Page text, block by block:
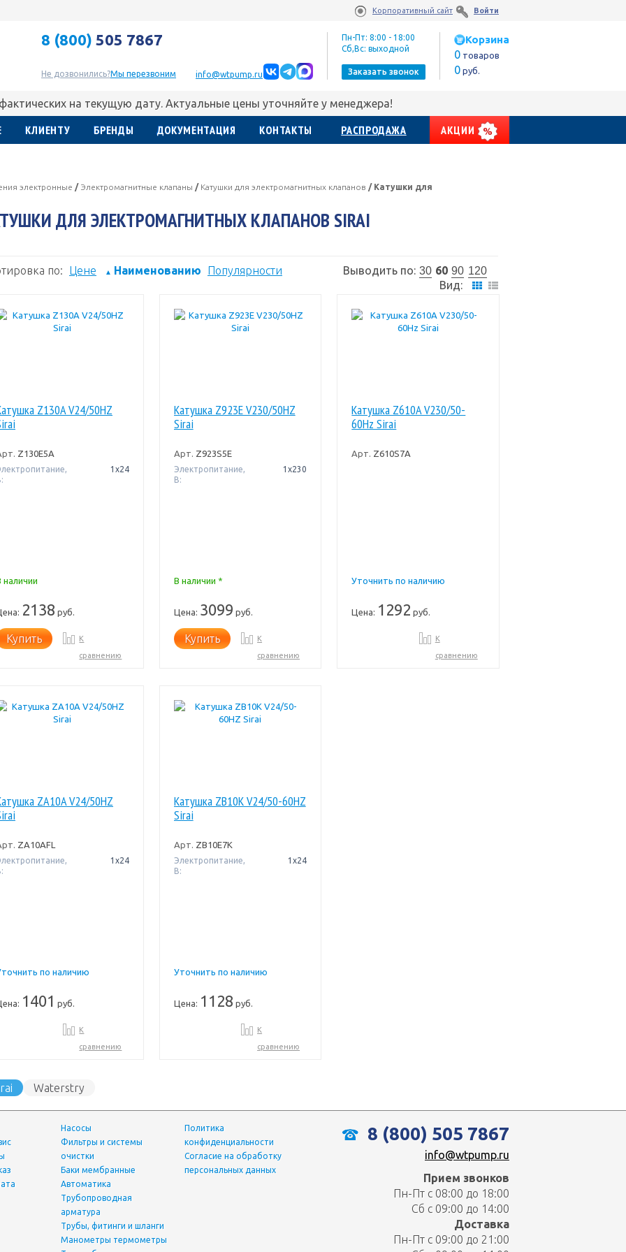
Корпоративный сайт Войти
8 (800) 505 7867
Не дозвонились?Мы перезвоним info@wtpump.ru
Пн-Пт: 8:00 - 18:00
Сб,Вс: выходной
Заказать звонок
Корзина
0 товаров
0 руб.
на текущую дату. Актуальные цены уточняйте у менеджера!
КЛИЕНТУ БРЕНДЫ ДОКУМЕНТАЦИЯ КОНТАКТЫ РАСПРОДАЖА АКЦИИ
электронные / Электромагнитные клапаны / Катушки для электромагнитных клапанов / Катушки для
ДЛЯ ЭЛЕКТРОМАГНИТНЫХ КЛАПАНОВ SIRAI
по: Цене ▲ Наименованию Популярности Выводить по: 30 60 90 120
Вид:
Z130A V24/50HZ
Z130E5A
1х24
наличии
2138 руб.
Купить
К
сравнению
Катушка Z923E V230/50HZ
Sirai
Арт. Z923S5E
Электропитание,
В:
1х230
В наличии *
Цена: 3099 руб.
Купить
К
сравнению
Катушка Z610A V230/50-
60Hz Sirai
Арт. Z610S7A
Уточнить по наличию
Цена: 1292 руб.
К
сравнению
ZA10A V24/50HZ
ZA10AFL
1х24
по наличию
1401 руб.
К
сравнению
Катушка ZB10K V24/50-60HZ
Sirai
Арт. ZB10E7K
Электропитание,
В:
1х24
Уточнить по наличию
Цена: 1128 руб.
К
сравнению
Waterstry
Насосы
фильтры и системы
очистки
Баки мембранные
Автоматика
трубопроводная
арматура
трубы, фитинги и шланги
манометры термометры
Политика
конфиденциальности
Согласие на обработку
персональных данных
8 (800) 505 7867
info@wtpump.ru
Прием звонков
Пн-Пт с 08:00 до 18:00
Сб с 09:00 до 14:00
Доставка
Пн-Пт с 09:00 до 21:00